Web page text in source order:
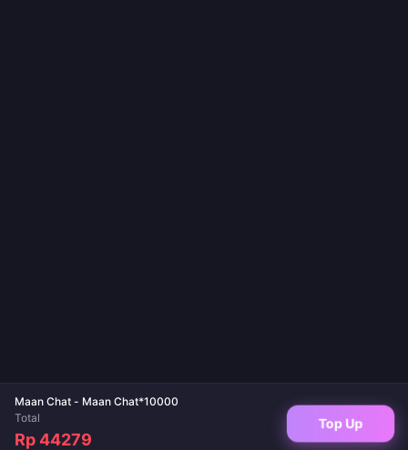
Maan Chat - Maan Chat*10000
Total
Rp 44279
Top Up